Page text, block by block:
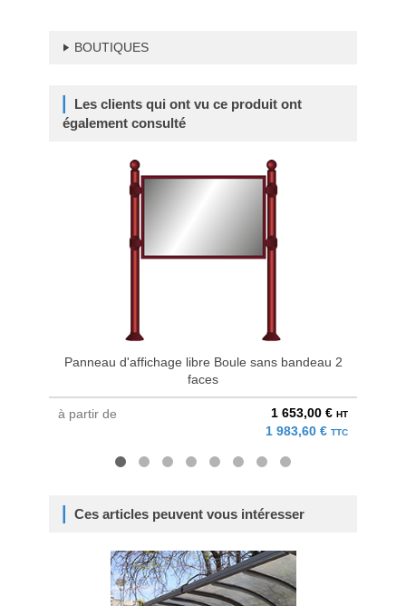
BOUTIQUES
Les clients qui ont vu ce produit ont
également consulté
Panneau d'affichage libre Boule sans bandeau 2
faces
à partir de 1 653,00 € HT
1 983,60 € TTC
Ces articles peuvent vous intéresser